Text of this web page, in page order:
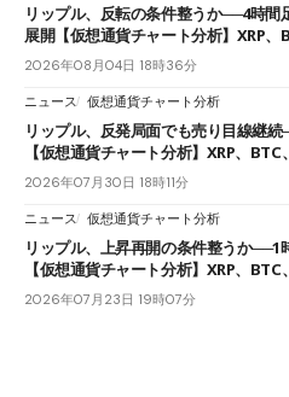
リップル、反転の条件整うか──4時
展開【仮想通貨チャート分析】XRP、
2026年08月04日 18時36分
ニュース 仮想通貨チャート分析
リップル、反発局面でも売り目線継
【仮想通貨チャート分析】XRP、
2026年07月30日 18時11分
ニュース 仮想通貨チャート分析
リップル、上昇再開の条件整うか──1
【仮想通貨チャート分析】XRP、
2026年07月23日 19時07分